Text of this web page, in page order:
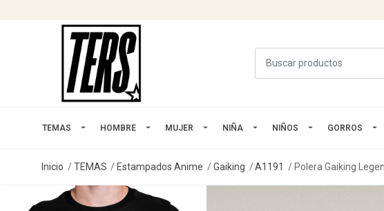
TEMAS HOMBRE MUJER NIÑA NIÑOS GORROS
Inicio TEMAS Estampados Anime Gaiking A1191 Polera Gaiking